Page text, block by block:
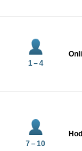
1 – 4
7 – 10